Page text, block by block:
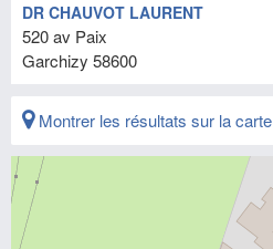
DR CHAUVOT LAURENT
520 av Paix
Garchizy 58600
Montrer les résultats sur la carte